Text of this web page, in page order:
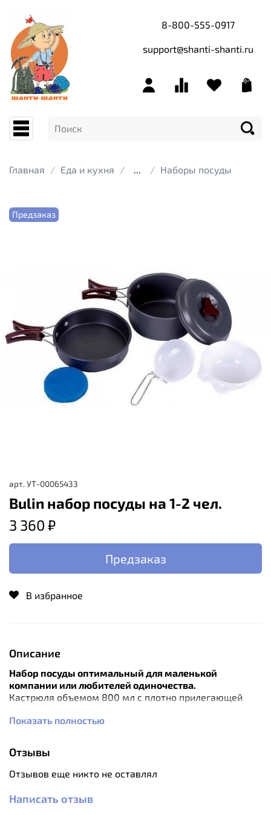
8-800-555-0917
support@shanti-shanti.ru
Главная Еда и кухня Наборы посуды
Предзаказ
арт. УТ-00065433
Bulin набор посуды на 1-2 чел.
3 360 ₽
Предзаказ
В избранное
Описание
Набор посуды оптимальный для маленькой
компании или любителей одиночества.
Кастрюля объемом 800 мл с плотно прилегающей
крышкой по диаметру входит в сковородку.
Отделанные пластиком ручки кастрюли и сковородки
виде занимает мало места.
Изготовленные из анодированного алюминия емкости
не окисляются со временем и устойчивы к
механическим повреждениям, сохраняя при этом
обычные для алюминиевой посуды легкость и
быстроту прогрева. Покрытие не разрушается со
Показать полностью
Отзывы
Отзывов еще никто не оставлял
Написать отзыв